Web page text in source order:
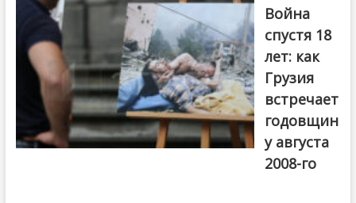
Первый канал
Война
спустя 18
лет: как
Грузия
встречает
годовщин
у августа
2008-го